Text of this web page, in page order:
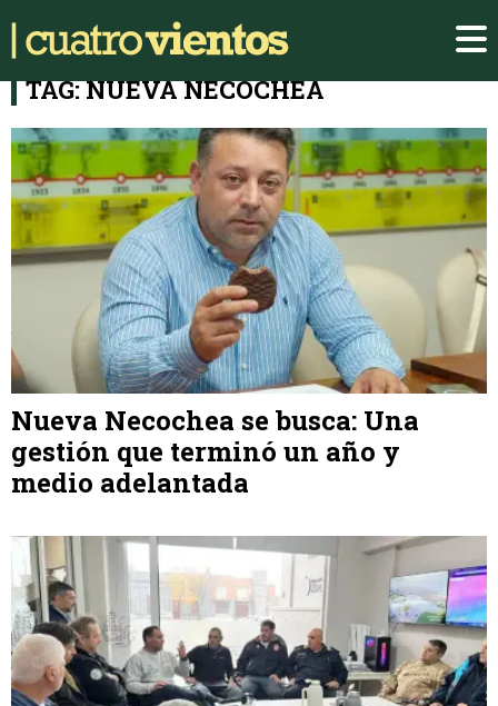
TAG: NUEVA NECOCHEA
Nueva Necochea se busca: Una
gestión que terminó un año y
medio adelantada